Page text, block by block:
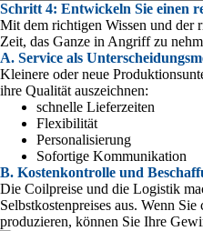
Schritt 4: Entwickeln Sie einen
Mit dem richtigen Wissen und der
Zeit, das Ganze in Angriff zu
A. Service als
Kleinere oder neue
ihre Qualität auszeichnen:
schnelle Lieferzeiten
Flexibilität
Personalisierung
Sofortige Kommunikation
B. Kostenkontrolle und
Die Coilpreise und die Logistik
Selbstkostenpreises aus. Wenn
produzieren, können Sie Ihre